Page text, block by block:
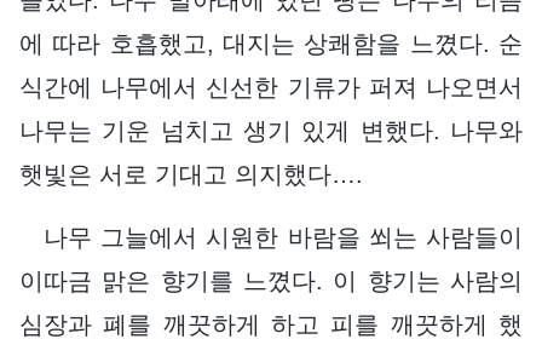
에 따라 호흡했고, 대지는 상쾌함을 느꼈다. 순
식간에 나무에서 신선한 기류가 퍼져 나오면서
나무는 기운 넘치고 생기 있게 변했다. 나무와
햇빛은 서로 기대고 의지했다….
나무 그늘에서 시원한 바람을 쐬는 사람들이
이따금 맑은 향기를 느꼈다. 이 향기는 사람의
심장과 폐를 깨끗하게 하고 피를 깨끗하게 했